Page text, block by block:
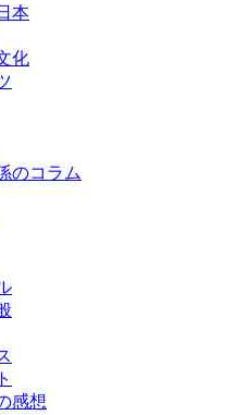
本
化
のコラム
感想